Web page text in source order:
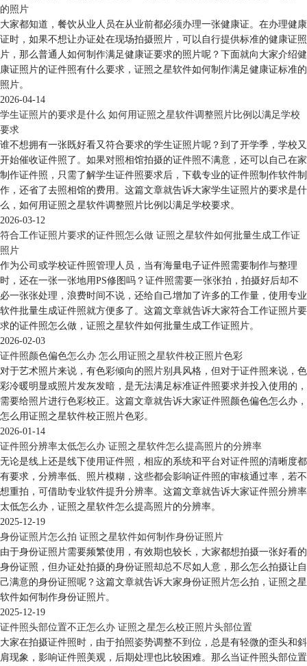
的照片
大家都知道，餐饮从业人员在从业前都必须办理一张健康证。在办理健康
证时，如果不想让办证处在现场拍摄照片，可以自行提供标准的健康证照
片，那么普通人如何制作满足健康证要求的照片呢？下面就向大家介绍健
康证照片的证件照有什么要求，证照之星软件如何制作满足健康证标准的
照片。
2026-04-14
学生证照片的要求是什么 如何用证照之星软件调整照片比例以满足学校
要求
谁不想拥有一张既好看又符合要求的学生证照片呢？到了开学季，学校又
开始催收证件照了。如果对照相馆拍摄的证件照不满意，还可以自己在家
制作证件照，只需了解学生证件照要求后，下载专业的证件照制作软件制
作，还省了去照相馆的费用。这篇文章就告诉大家学生证照片的要求是什
么，如何用证照之星软件调整照片比例以满足学校要求。
2026-03-12
符合工作证照片要求的证件照怎么做 证照之星软件如何批量生成工作证
照片
作为公司或学校证件照管理人员，当有海量电子证件照需要制作与整理
时，还在一张一张地用PS修图吗？证件照需要一张张拍，拍摄好后却不
必一张张处理，浪费时间不说，还给自己增加了许多的工作量，使用专业
软件批量生成证件照就方便多了。这篇文章就告诉大家符合工作证照片要
求的证件照怎么做，证照之星软件如何批量生成工作证照片。
2026-02-03
证件照颜色偏色怎么办 怎么用证照之星软件校正照片色彩
对于艺术照片来说，有色彩倾向的照片别具风格，但对于证件照来说，色
彩冷暖明显或照片发灰发暗，是无法满足标准证件照要求并投入使用的，
需要给照片进行色彩校正。这篇文章就告诉大家证件照颜色偏色怎么办，
怎么用证照之星软件校正照片色彩。
2026-01-14
证件照分辨率太低怎么办 证照之星软件怎么提高照片的分辨率
无论是线上还是线下使用证件照，相应的系统和平台对证件照的清晰度都
有要求，分辨率低、照片模糊，这些都会影响证件照的审核通过率，若不
想重拍，可借助专业软件提升分辨率。这篇文章就告诉大家证件照分辨率
太低怎么办，证照之星软件怎么提高照片的分辨率。
2025-12-19
身份证照片怎么拍 证照之星软件如何制作身份证照片
由于身份证照片需要频繁使用，有效期也较长，大家都想拍摄一张好看的
身份证照，但办证处拍摄的身份证照却总不尽如人意，那么怎么拍摄让自
己满意的身份证照呢？这篇文章就告诉大家身份证照片怎么拍，证照之星
软件如何制作身份证照片。
2025-12-19
证件照头部位置不正怎么办 证照之星怎么校正照片头部位置
大家在拍摄证件照时，由于拍照姿势调整不到位，总是有轻微的歪头和斜
肩现象，影响证件照美观，后期处理也比较困难。那么当证件照头部位置